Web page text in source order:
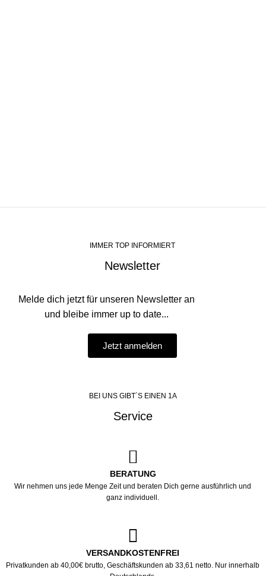
IMMER TOP INFORMIERT
Newsletter
Melde dich jetzt für unseren Newsletter an
und bleibe immer up to date...
Jetzt anmelden
BEI UNS GIBT´S EINEN 1A
Service
BERATUNG
Wir nehmen uns jede Menge Zeit und beraten Dich gerne ausführlich und
ganz individuell.
VERSANDKOSTENFREI
Privatkunden ab 40,00€ brutto, Geschäftskunden ab 33,61 netto. Nur innerhalb